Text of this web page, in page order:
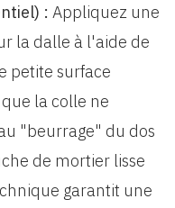
: Appliquez une
la dalle à l'aide de
petite surface
la colle ne
"beurrage" du dos
de mortier lisse
garantit une